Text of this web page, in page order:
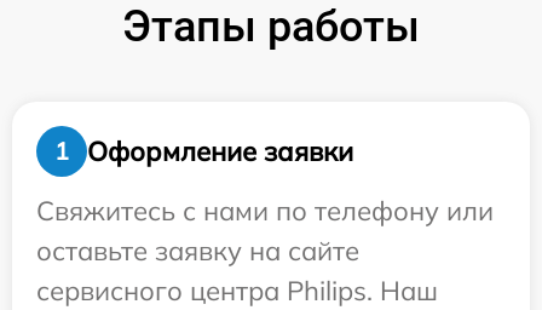
Этапы работы
1
Оформление заявки
Свяжитесь с нами по телефону или
оставьте заявку на сайте
сервисного центра Philips. Наш